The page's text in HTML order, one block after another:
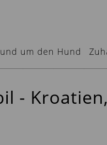
um den Hund
-